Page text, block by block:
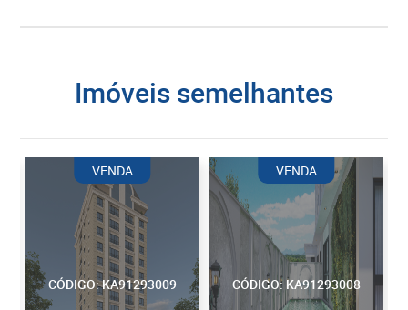
imóveis semelhantes
CÓDIGO: KA91293009
VENDA
CÓDIGO: KA91293008
VENDA